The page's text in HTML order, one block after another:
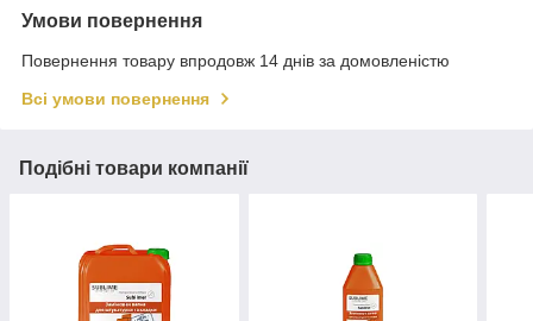
Умови повернення
Повернення товару впродовж 14 днів за домовленістю
Всі умови повернення
Подібні товари компанії